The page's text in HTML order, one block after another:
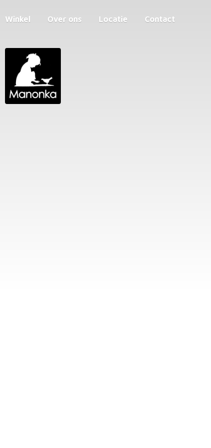
Winkel Over ons Locatie Contact